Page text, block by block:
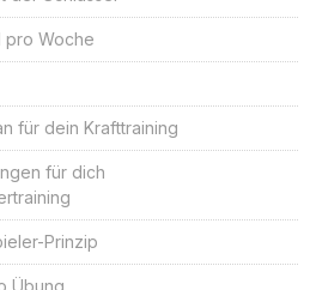
pro Woche
für dein Krafttraining
für dich
Prinzip
Übung